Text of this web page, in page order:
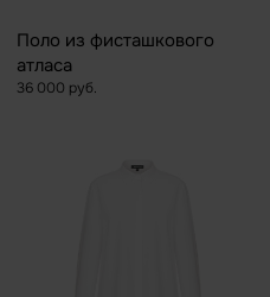
Поло из фисташкового
атласа
36 000 руб.